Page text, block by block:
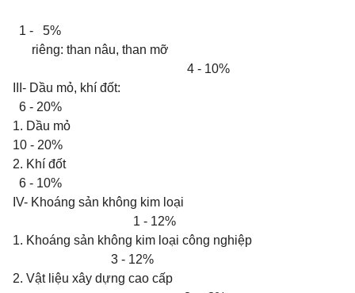
1 - 5%
riêng: than nâu, than mỡ
4 - 10%
III- Dầu mỏ, khí đốt:
6 - 20%
1. Dầu mỏ
10 - 20%
2. Khí đốt
6 - 10%
IV- Khoáng sản không kim loại
1 - 12%
1. Khoáng sản không kim loại công nghiệp
3 - 12%
2. Vật liệu xây dựng cao cấp